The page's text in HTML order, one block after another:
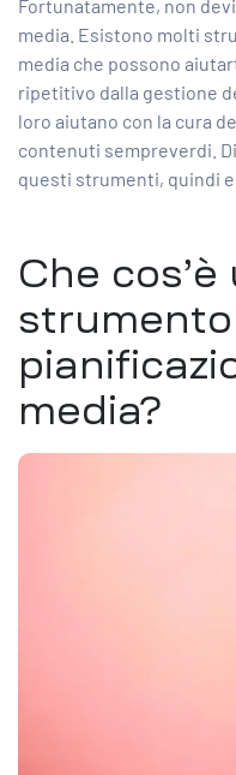
Fortunatamente, non
media. Esistono molti
media che possono
ripetitivo dalla gestione
loro aiutano con la cura
contenuti sempreverdi.
questi strumenti, quindi
Che cos’è
strumento
media?